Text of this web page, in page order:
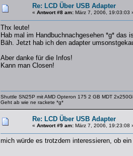
Re: LCD Über USB Adapter
« Antwort #8 am: März 7, 2006, 19:03:03
Thx leute!
Hab mal im Handbuchnachgesehen *g* das
Bäh. Jetzt hab ich den adapter
Aber danke für die Infos!
Kann man Closen!
Shuttle SN25P mit AMD Opteron 175 2 GB MDT
Geht ab wie ne rackete *g*
Re: LCD Über USB Adapter
« Antwort #9 am: März 7, 2006, 19:23:08
mich würde es trotzdem interessieren, ob